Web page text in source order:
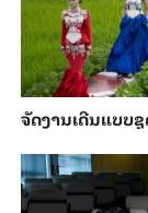
ຈັດງານເດີນແບບຊຸ